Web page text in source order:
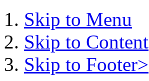
Skip to Menu
Skip to Content
Skip to Footer>